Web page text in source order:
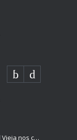
Inauguración de la muestra “Ciudad Vieja nos cuenta”